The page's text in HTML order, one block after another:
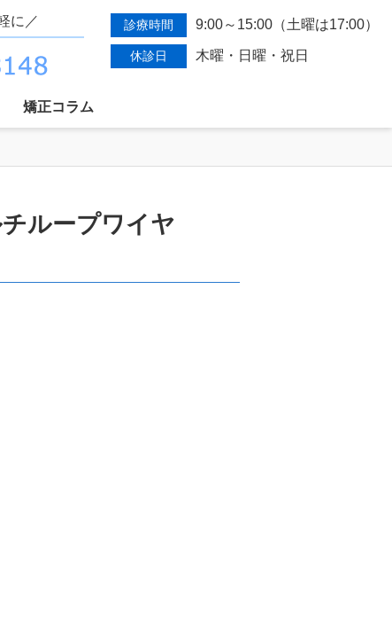
に／ 診療時間 9:00～15:00（土曜は17:00）
休診日 木曜・日曜・祝日
矯正コラム
ープワイヤ